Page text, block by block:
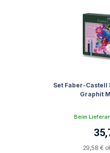
Set Faber-Castell
Graphit
Beim
29,58 €